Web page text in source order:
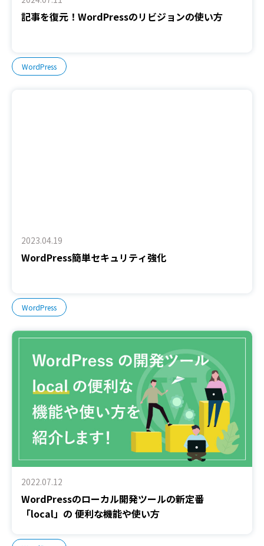
記事を復元！WordPressのリビジョンの使い方
WordPress
2023.04.19
WordPress簡単セキュリティ強化
WordPress
2022.07.12
WordPressのローカル開発ツールの新定番
「local」の 便利な機能や使い方